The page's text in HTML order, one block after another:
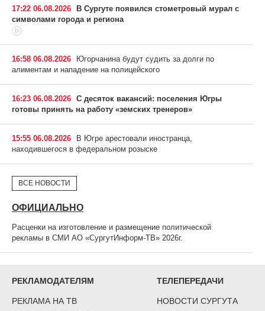
17:22 06.08.2026
В Сургуте появился стометровый мурал с
символами города и региона
16:58 06.08.2026
Югорчанина будут судить за долги по
алиментам и нападение на полицейского
16:23 06.08.2026 С десяток вакансий: поселения Югры
готовы принять на работу «земских тренеров»
15:55 06.08.2026
В Югре арестовали иностранца,
находившегося в федеральном розыске
ВСЕ НОВОСТИ
ОФИЦИАЛЬНО
Расценки на изготовление и размещение политической
рекламы в СМИ АО «СургутИнформ-ТВ» 2026г.
РЕКЛАМОДАТЕЛЯМ
РЕКЛАМА НА ТВ
ТЕЛЕПЕРЕДАЧИ
НОВОСТИ СУРГУТА